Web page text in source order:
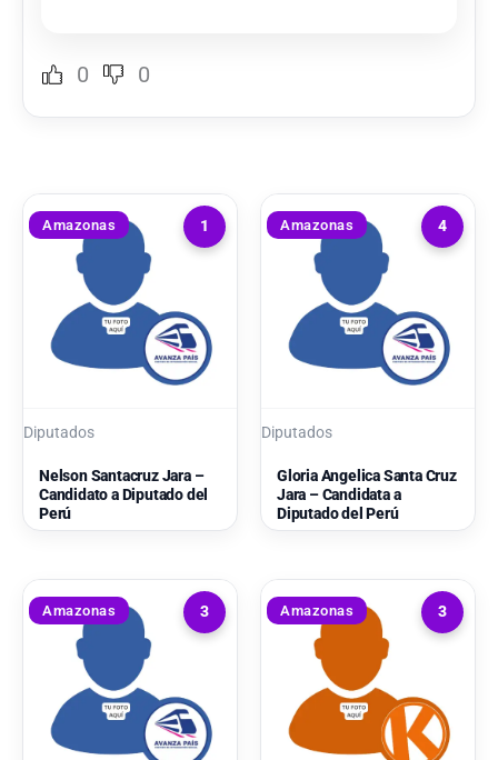
0 0
1
Amazonas
Diputados
Nelson Santacruz Jara –
Candidato a Diputado del
Perú
4
Amazonas
Diputados
Gloria Angelica Santa Cruz
Jara – Candidata a
Diputado del Perú
3
Amazonas 3
Amazonas